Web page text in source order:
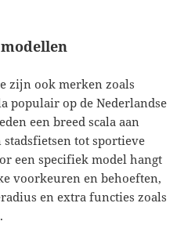
zijn ook merken zoals
populair op de Nederlandse
een breed scala aan
tot sportieve
een specifiek model hangt
voorkeuren en behoeften,
en extra functies zoals